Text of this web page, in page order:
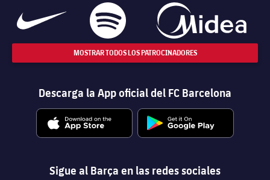
MOSTRAR TODOS LOS PATROCINADORES
Descarga la App oficial del FC Barcelona
Sigue al Barça en las redes sociales